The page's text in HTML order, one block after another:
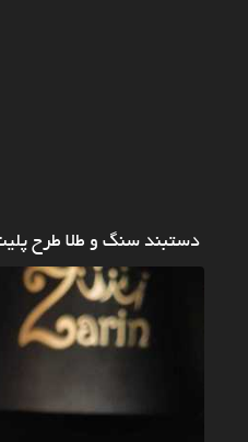
دستبند سنگ و طلا طرح